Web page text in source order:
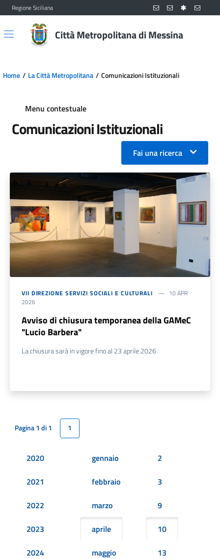
Vai al contenuto principale
Vai al menu principale
Regione Siciliana
Città Metropolitana di Messina
Home La Città Metropolitana Comunicazioni Istituzionali
Menu contestuale
Comunicazioni Istituzionali
Fai una ricerca
VII DIREZIONE SERVIZI SOCIALI E CULTURALI
10 APR
2026
Avviso di chiusura temporanea della GAMeC
"Lucio Barbera"
La chiusura sarà in vigore fino al 23 aprile 2026
Pagina 1 di 1 1
2020
2021
2022
2023
2024
gennaio
febbraio
marzo
aprile
maggio
2
3
9
10
13